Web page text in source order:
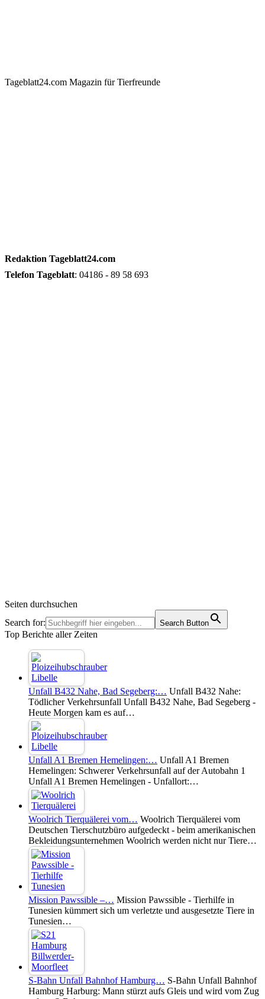
Tageblatt24.com Magazin für Tierfreunde
Redaktion Tageblatt24.com
Telefon Tageblatt: 04186 - 89 58 693
Seiten durchsuchen
Search for:
Search Button
Top Berichte aller Zeiten
Unfall B432 Nahe, Bad Segeberg:… Unfall B432 Nahe:
Tödlicher Verkehrsunfall Unfall B432 Nahe, Bad Segeberg -
Heute Morgen kam es auf…
Unfall A1 Bremen Hemelingen:… Unfall A1 Bremen
Hemelingen: Schwerer Verkehrsunfall auf der Autobahn 1
Unfall A1 Bremen Hemelingen - Unfallort:…
Woolrich Tierquälerei vom… Woolrich Tierquälerei vom
Deutschen Tierschutzbüro aufgedeckt - beim amerikanischen
Bekleidungsunternehmen Woolrich werden nicht nur Tiere…
Mission Pawssible –… Mission Pawssible - Tierhilfe in
Tunesien kümmert sich um verletzte und ausgesetzte Tiere in
Tunesien…
S-Bahn Unfall Bahnhof Hamburg… S-Bahn Unfall Bahnhof
Hamburg Harburg: Mann stürzt aufs Gleis und wird vom Zug